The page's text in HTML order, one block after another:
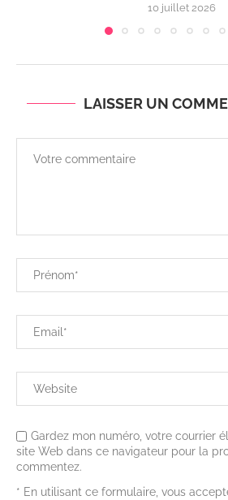
10 juillet 2026
LAISSER UN
Gardez mon numéro, votre courrier
site Web dans ce navigateur pour la
commentez.
* En utilisant ce formulaire, vous